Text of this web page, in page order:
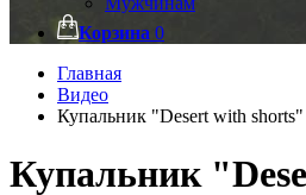
Корзина 0
Главная
Видео
Купальник "Desert with shorts"
Купальник